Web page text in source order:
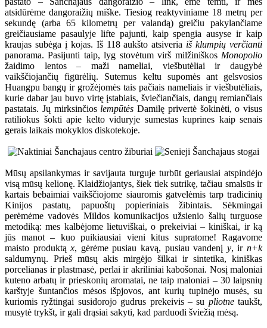
atsidūrėme dangoraižių miške. Tiesiog reaktyviniame 18 metrų per
sekundę (arba 65 kilometrų per valandą) greičiu pakylančiame
greičiausiame pasaulyje lifte pajunti, kaip spengia ausyse ir kaip
kraujas subėga į kojas. Iš 118 aukšto atsiveria iš klumpių verčianti
panorama. Pasijunti taip, lyg stovėtum virš milžiniškos Monopolio
žaidimo lentos – maži nameliai, viešbutėliai ir daugybė
vaikščiojančių figūrėlių. Sutemus keltu supomės ant gelsvosios
Huangpu bangų ir grožėjomės tais pačiais nameliais ir viešbutėliais,
kurie dabar jau buvo virtę įstabiais, šviečiančiais, dangų remiančiais
pastatais. Jų mirksinčios lempūtės Damilę privertė šokinėti, o visus
ratiliokus šokti apie kelto viduryje sumestas kuprines kaip senais
gerais laikais mokyklos diskotekoje.
Mūsų apsilankymas ir savijauta turguje turbūt geriausiai atspindėjo
visą mūsų kelionę. Klaidžiojantys, šiek tiek sutrikę, tačiau smalsūs ir
kartais bebaimiai vaikščiojome siauromis gatvelėmis tarp tradicinių
Kinijos pastatų, papuoštų popieriniais žibintais. Sėkmingai
perėmėme vadovės Mildos komunikacijos užsienio šalių turguose
metodiką: mes kalbėjome lietuviškai, o prekeiviai – kiniškai, ir ką
jūs manot – kuo puikiausiai vieni kitus supratome! Ragavome
maisto produktąx, gėrėme pusiau kavą, pusiau vandenį y, irn+k
saldumynų. Prieš mūsų akis mirgėjo šilkai ir sintetika, kiniškas
porcelianas ir plastmasė, perlai ir akriliniai kabošonai. Nosį maloniai
kuteno arbatų ir prieskonių aromatai, ne taip maloniai – 30 laipsnių
karštyje šuntančios mėsos išpjovos, ant kurių tupinėjo musės, su
kuriomis ryžtingai susidorojo gudrus prekeivis – su pliotnetaukšt,
musytė trykšt, ir gali drąsiai sakyti, kad parduodi šviežią mėsą.